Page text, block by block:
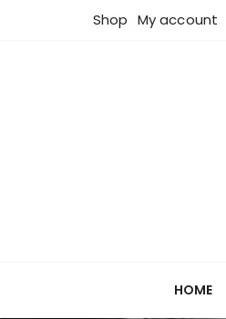
Shop My account
HOME